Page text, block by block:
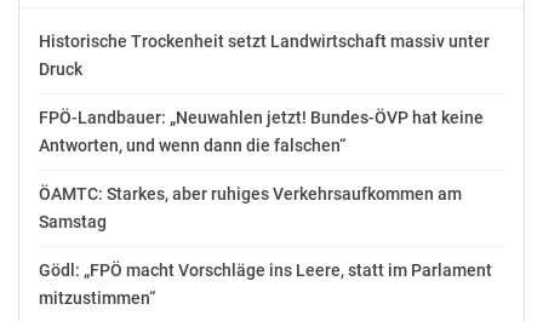
Historische Trockenheit setzt Landwirtschaft massiv unter
Druck
FPÖ-Landbauer: „Neuwahlen jetzt! Bundes-ÖVP hat keine
Antworten, und wenn dann die falschen“
ÖAMTC: Starkes, aber ruhiges Verkehrsaufkommen am
Samstag
Gödl: „FPÖ macht Vorschläge ins Leere, statt im Parlament
mitzustimmen“